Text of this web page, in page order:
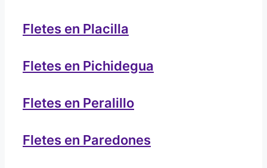
Fletes en Placilla
Fletes en Pichidegua
Fletes en Peralillo
Fletes en Paredones